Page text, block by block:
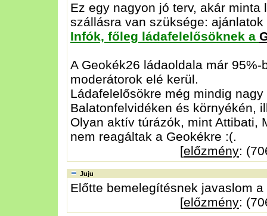
Ez egy nagyon jó terv, akár
szállásra van szüksége: ajánlatok
Infók, főleg ládafelelősöknek a
A Geokék26 ládaoldala már
moderátorok elé kerül.
Ládafelelősökre még mindig
Balatonfelvidéken és környékén,
Olyan aktív túrázók, mint Attibati,
nem reagáltak a Geokékre :(.
[előzmény:
Juju
Előtte bemelegítésnek javaslom a
[előzmény: